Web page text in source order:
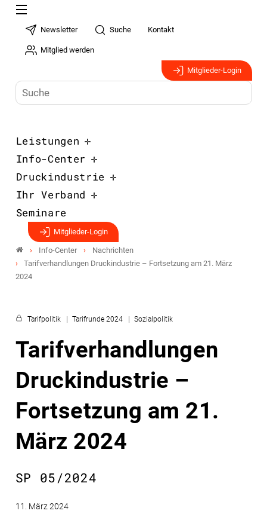
Newsletter Suche Kontakt
Mitglied werden
Mitglieder-Login
Leistungen
Info-Center
Druckindustrie
Ihr Verband
Seminare
Mitglieder-Login
Info-Center
Nachrichten
Tarifverhandlungen Druckindustrie – Fortsetzung am 21. März
2024
Tarifpolitik Tarifrunde 2024 Sozialpolitik
Tarifverhandlungen
Druckindustrie –
Fortsetzung am 21.
März 2024
SP 05/2024
11. März 2024